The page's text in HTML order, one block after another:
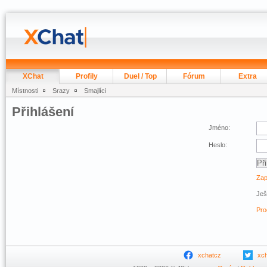
XChat Profily Duel / Top Fórum Extra
Místnosti Srazy Smajlíci
Přihlášení
Jméno:
Heslo:
xchatcz